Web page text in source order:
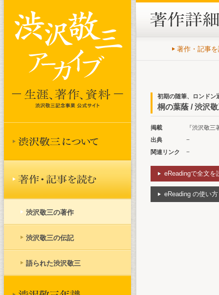
著作・記事
初期の随筆、ロンドン
桐の葉蔭 / 渋沢
掲載
『渋沢敬
出典
−
関連リンク
−
eReadingで全文を
eReading の使い方
渋沢敬三の著作
渋沢敬三の伝記
語られた渋沢敬三